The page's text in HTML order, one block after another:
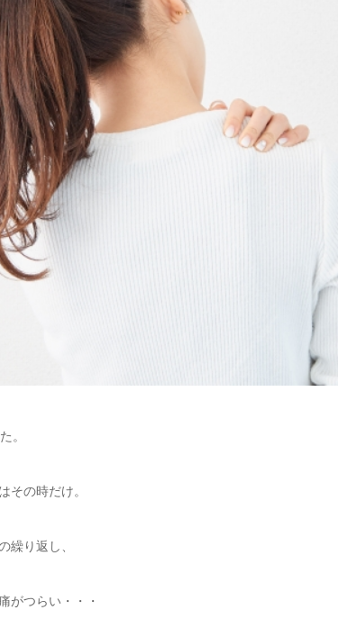
。
その時だけ。
繰り返し、
がつらい・・・